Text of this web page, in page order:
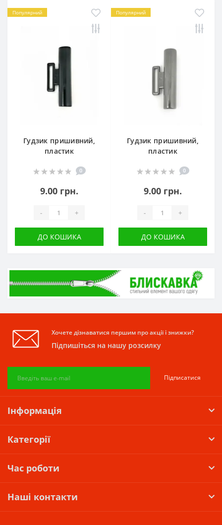
Популярний
Гудзик пришивний,
пластик
0
9.00 грн.
- +
ДО КОШИКА
Популярний
Гудзик пришивний,
пластик
0
9.00 грн.
- +
ДО КОШИКА
Хочете дізнаватися першим про акції і знижки?
Підпишіться на нашу розсилку
Підписатися
Інформація
Категорії
Час роботи
Наші контакти